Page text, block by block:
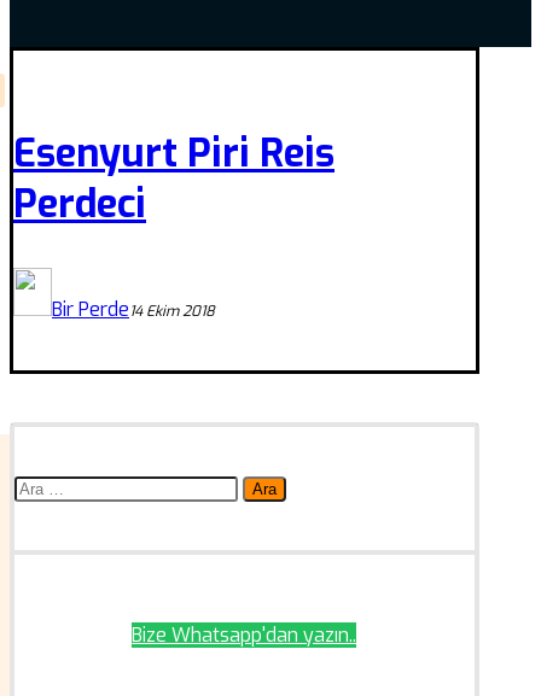
Esenyurt Piri Reis
Perdeci
Bir Perde14 Ekim 2018
Arama:
Bize Whatsapp'dan yazın..